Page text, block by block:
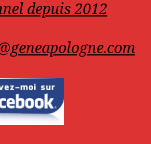
depuis 2012